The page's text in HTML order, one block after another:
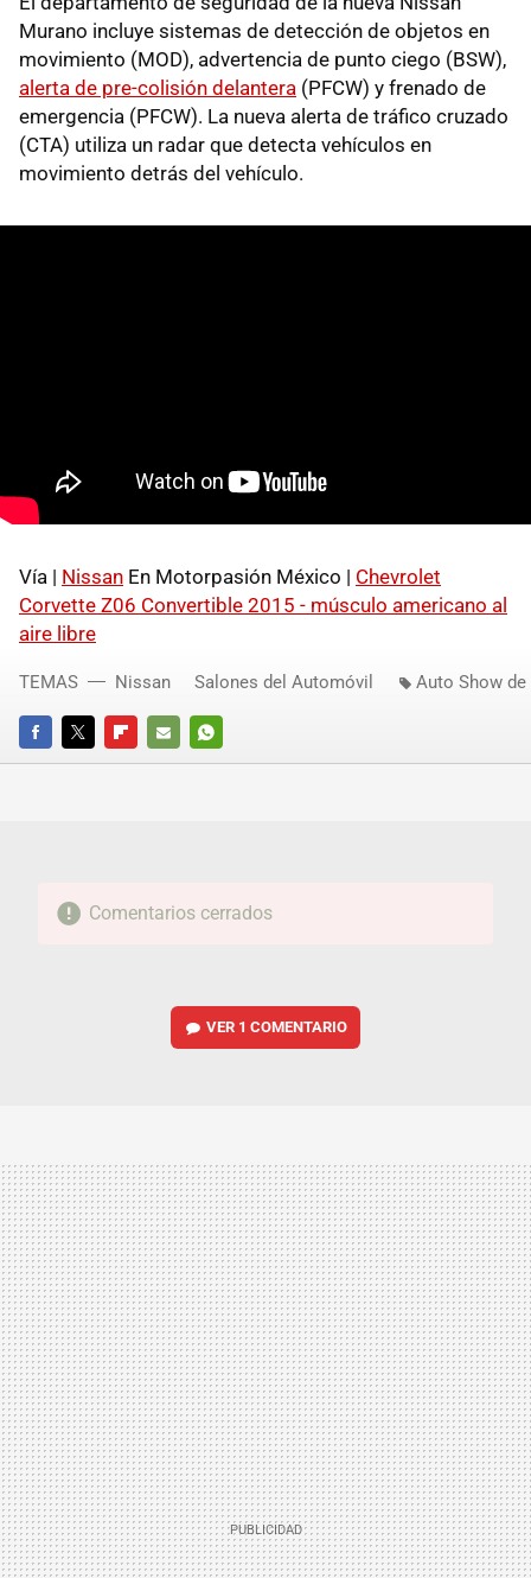
Murano incluye sistemas de detección de objetos en
movimiento (MOD), advertencia de punto ciego (BSW),
alerta de pre-colisión delantera (PFCW) y frenado de
emergencia (PFCW). La nueva alerta de tráfico cruzado
(CTA) utiliza un radar que detecta vehículos en
movimiento detrás del vehículo.
Vía | Nissan En Motorpasión México | Chevrolet
Corvette Z06 Convertible 2015 - músculo americano al
aire libre
FACEBOOKTWITTERFLIPBOARD
E-
WHATSAPP
TEMAS Nissan Salones del Automóvil Auto Show de
Comentarios cerrados
VER 1 COMENTARIO